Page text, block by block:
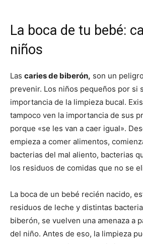
La boca de tu bebé:
niños
Las caries de biberón, son un
prevenir. Los niños pequeños por si
importancia de la limpieza bucal.
tampoco ven la importancia de sus
porque «se les van a caer igual».
empieza a comer alimentos,
bacterias del mal aliento, bacterias
los residuos de comidas que no se
La boca de un bebé recién nacido,
residuos de leche y distintas
biberón, se vuelven una amenaza a
del niño. Antes de eso, la limpieza